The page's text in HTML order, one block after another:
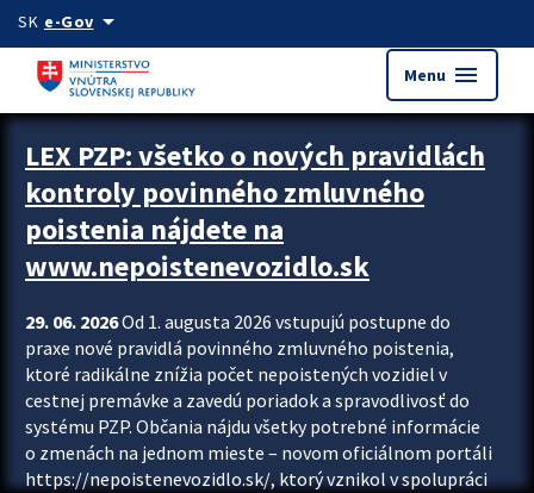
Preskocit na hlavný obsah
SK e-Govarrow_drop_down
Menu menu
Zastavit automatický posun upútavok
LEX PZP: všetko o nových pravidlách
kontroly povinného zmluvného
poistenia nájdete na
www.nepoistenevozidlo.sk
29. 06. 2026Od 1. augusta 2026 vstupujú postupne do
praxe nové pravidlá povinného zmluvného poistenia,
ktoré radikálne znížia počet nepoistených vozidiel v
cestnej premávke a zavedú poriadok a spravodlivosť do
systému PZP. Občania nájdu všetky potrebné informácie
o zmenách na jednom mieste – novom oficiálnom portáli
https://nepoistenevozidlo.sk/, ktorý vznikol v spolupráci